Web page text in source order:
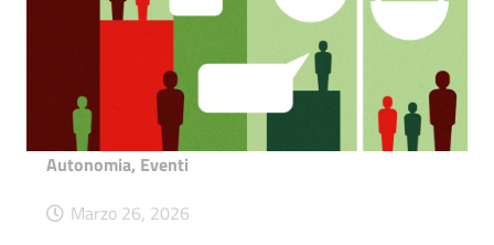
Autonomia, Eventi
Marzo 26, 2026